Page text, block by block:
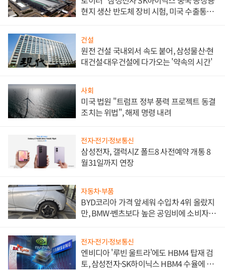
현지 생산 반도체 장비 시험, 미국 수출통제
건설
원전 건설 국내외서 속도 붙어, 삼성물산·현
대건설·대우건설에 다가오는 '약속의 시간'
사회
미국 법원 "트럼프 정부 풍력 프로젝트 동결
조치는 위법", 해제 명령 내려
전자·전기·정보통신
삼성전자, 갤럭시Z 폴드8 사전예약 개통 8
월31일까지 연장
자동차·부품
BYD코리아 가격 앞세워 수입차 4위 올랐지
만, BMW·벤츠보다 높은 공임비에 소비자
전자·전기·정보통신
엔비디아 '루빈 울트라'에도 HBM4 탑재 검
토, 삼성전자·SK하이닉스 HBM4 수율에 주